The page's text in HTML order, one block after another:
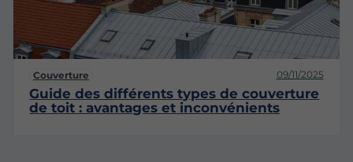
Couverture 09/11/2025
Guide des différents types de couverture
de toit : avantages et inconvénients